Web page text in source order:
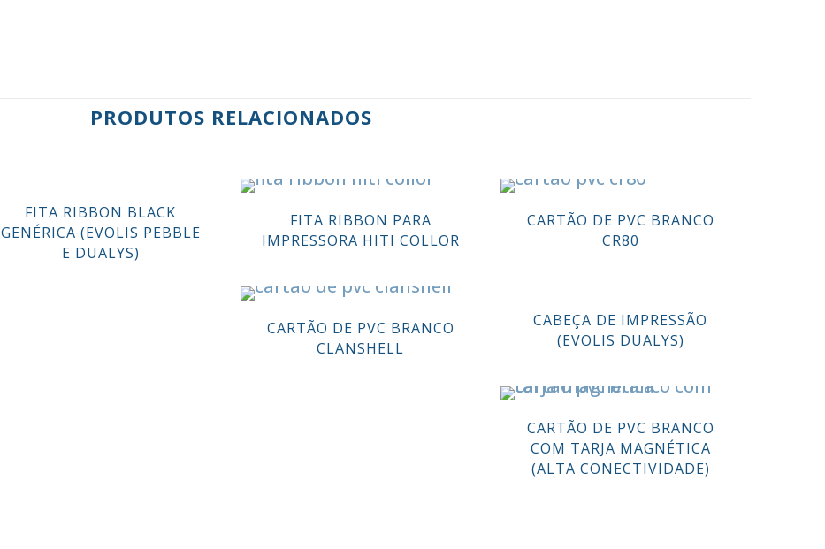
PRODUTOS RELACIONADOS
FITA RIBBON BLACK
GENÉRICA (EVOLIS PEBBLE
E DUALYS)
FITA RIBBON PARA
IMPRESSORA HITI COLLOR
CARTÃO DE PVC BRANCO
CR80
CARTÃO DE PVC BRANCO
CLANSHELL
CABEÇA DE IMPRESSÃO
(EVOLIS DUALYS)
CARTÃO DE PVC BRANCO
COM TARJA MAGNÉTICA
(ALTA CONECTIVIDADE)